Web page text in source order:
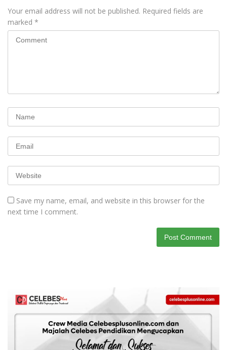
Your email address will not be published. Required fields are
marked *
Save my name, email, and website in this browser for the
next time I comment.